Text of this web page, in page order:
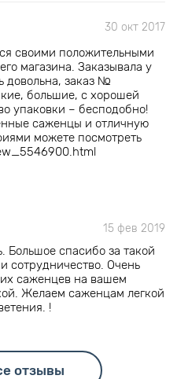
30 окт 2017
своими положительными
магазина. Заказывала у
довольна, заказ №
большие, с хорошей
упаковки – бесподобно!
саженцы и отличную
можете посмотреть
15 фев 2019
Большое спасибо за такой
сотрудничество. Очень
саженцев на вашем
Желаем саженцам легкой
!
отзывы